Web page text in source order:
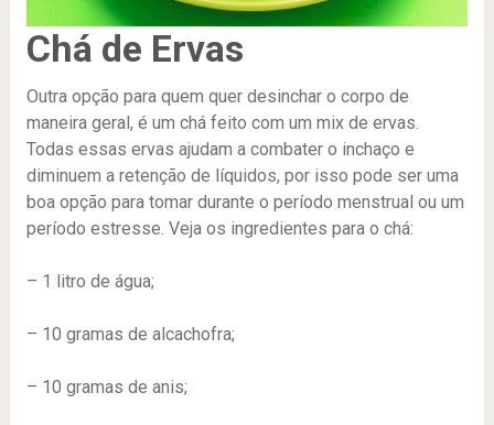
Chá de Ervas
Outra opção para quem quer desinchar o corpo de
maneira geral, é um chá feito com um mix de ervas.
Todas essas ervas ajudam a combater o inchaço e
diminuem a retenção de líquidos, por isso pode ser uma
boa opção para tomar durante o período menstrual ou um
período estresse. Veja os ingredientes para o chá:
– 1 litro de água;
– 10 gramas de alcachofra;
– 10 gramas de anis;